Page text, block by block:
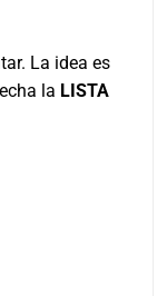
La idea es
la LISTA